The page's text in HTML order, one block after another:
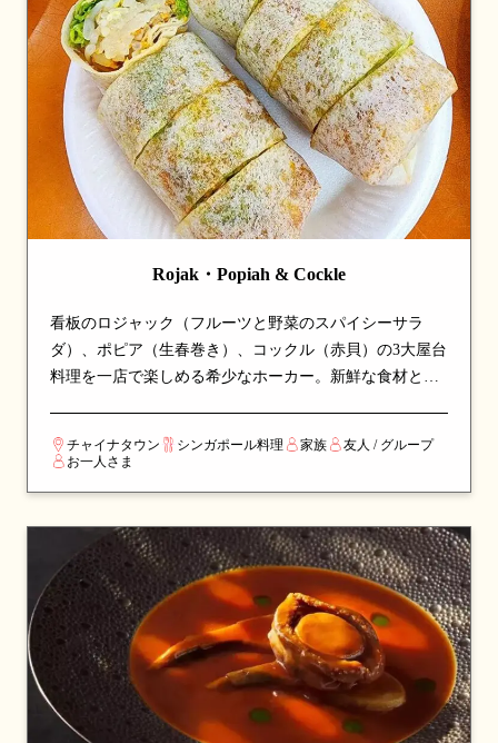
Rojak・Popiah & Cockle
看板のロジャック（フルーツと野菜のスパイシーサラ
ダ）、ポピア（生春巻き）、コックル（赤貝）の3大屋台
料理を一店で楽しめる希少なホーカー。新鮮な食材と本
トです。
チャイナタウン シンガポール料理 家族
友人 / グループ
お一人さま